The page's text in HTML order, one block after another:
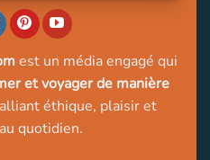
est un média engagé qui
et voyager de manière
éthique, plaisir et
quotidien.